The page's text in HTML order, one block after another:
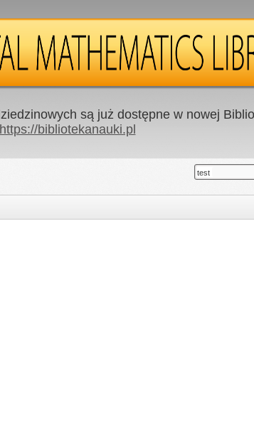
są już dostępne w nowej
https://bibliotekanauki.pl
test